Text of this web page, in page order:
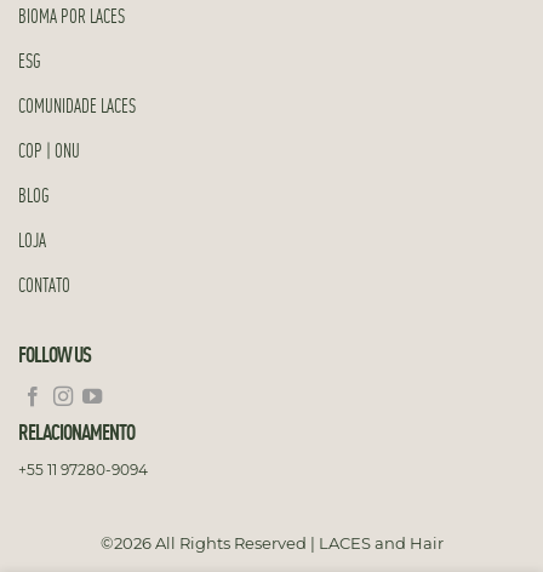
BIOMA POR LACES
ESG
COMUNIDADE LACES
COP | ONU
BLOG
LOJA
CONTATO
FOLLOW US
RELACIONAMENTO
+55 11 97280-9094
©2026 All Rights Reserved | LACES and Hair